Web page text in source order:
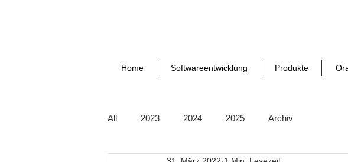
Home Softwareentwicklung Produkte
All 2023 2024 2025 Archiv